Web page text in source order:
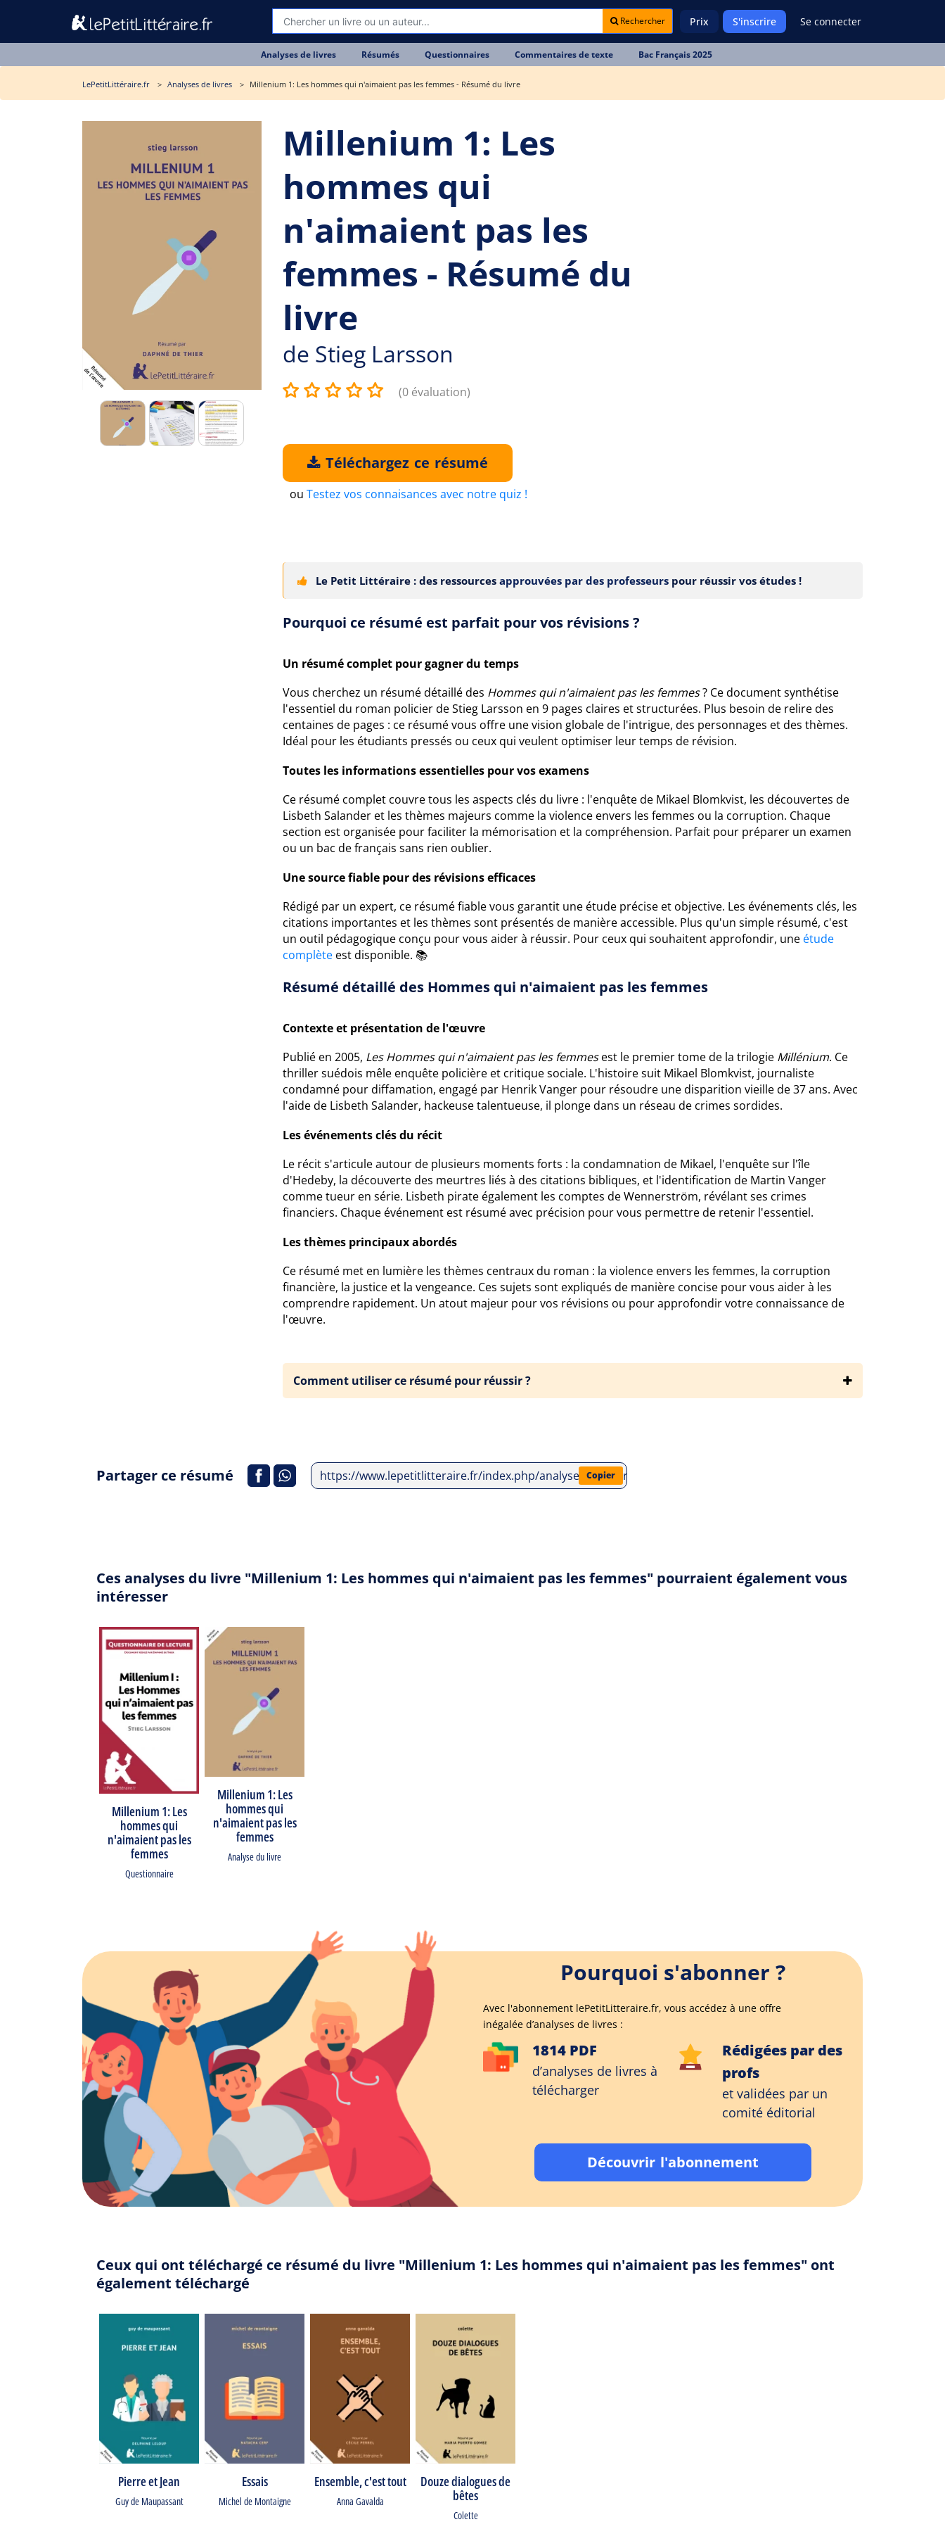
Rechercher Prix S'inscrire Se connecter
Analyses de livres Résumés Questionnaires Commentaires de texte Bac Français 2025
LePetitLittéraire.fr Analyses de livres Millenium 1: Les hommes qui n'aimaient pas les femmes - Résumé du livre
Millenium 1: Les
hommes qui
n'aimaient pas les
femmes - Résumé du
livre
de Stieg Larsson
(0 évaluation)
Téléchargez ce résumé
ou Testez vos connaisances avec notre quiz !
Le Petit Littéraire : des ressources approuvées par des professeurs pour réussir vos études !
Pourquoi ce résumé est parfait pour vos révisions ?
Un résumé complet pour gagner du temps
Vous cherchez un résumé détaillé des Hommes qui n'aimaient pas les femmes? Ce document synthétise
l'essentiel du roman policier de Stieg Larsson en 9 pages claires et structurées. Plus besoin de relire des
centaines de pages : ce résumé vous offre une vision globale de l'intrigue, des personnages et des thèmes.
Idéal pour les étudiants pressés ou ceux qui veulent optimiser leur temps de révision.
Toutes les informations essentielles pour vos examens
Ce résumé complet couvre tous les aspects clés du livre : l'enquête de Mikael Blomkvist, les découvertes de
Lisbeth Salander et les thèmes majeurs comme la violence envers les femmes ou la corruption. Chaque
section est organisée pour faciliter la mémorisation et la compréhension. Parfait pour préparer un examen
ou un bac de français sans rien oublier.
Une source fiable pour des révisions efficaces
Rédigé par un expert, ce résumé fiable vous garantit une étude précise et objective. Les événements clés, les
citations importantes et les thèmes sont présentés de manière accessible. Plus qu'un simple résumé, c'est
un outil pédagogique conçu pour vous aider à réussir. Pour ceux qui souhaitent approfondir, une étude
complète est disponible. 📚
Résumé détaillé des Hommes qui n'aimaient pas les femmes
Contexte et présentation de l'œuvre
Publié en 2005, Les Hommes qui n'aimaient pas les femmesest le premier tome de la trilogie Millénium. Ce
thriller suédois mêle enquête policière et critique sociale. L'histoire suit Mikael Blomkvist, journaliste
condamné pour diffamation, engagé par Henrik Vanger pour résoudre une disparition vieille de 37 ans. Avec
l'aide de Lisbeth Salander, hackeuse talentueuse, il plonge dans un réseau de crimes sordides.
Les événements clés du récit
Le récit s'articule autour de plusieurs moments forts : la condamnation de Mikael, l'enquête sur l'île
d'Hedeby, la découverte des meurtres liés à des citations bibliques, et l'identification de Martin Vanger
comme tueur en série. Lisbeth pirate également les comptes de Wennerström, révélant ses crimes
financiers. Chaque événement est résumé avec précision pour vous permettre de retenir l'essentiel.
Les thèmes principaux abordés
Ce résumé met en lumière les thèmes centraux du roman : la violence envers les femmes, la corruption
financière, la justice et la vengeance. Ces sujets sont expliqués de manière concise pour vous aider à les
comprendre rapidement. Un atout majeur pour vos révisions ou pour approfondir votre connaissance de
l'œuvre.
Comment utiliser ce résumé pour réussir ?
Partager ce résumé https://www.lepetitlitteraire.fr/index.php/analyses-litteraires/stieg-larsson/millenium-1-les-hommes-qui-n-aimaient-
Copier
Ces analyses du livre "Millenium 1: Les hommes qui n'aimaient pas les femmes" pourraient également vous
intéresser
Millenium 1: Les
hommes qui
n'aimaient pas les
femmes
Questionnaire
Millenium 1: Les
hommes qui
n'aimaient pas les
femmes
Analyse du livre
Pourquoi s'abonner ?
Avec l'abonnement lePetitLitteraire.fr, vous accédez à une offre
inégalée d’analyses de livres :
1814 PDF
d’analyses de livres à
télécharger
Rédigées par des
profs
et validées par un
comité éditorial
Découvrir l'abonnement
Ceux qui ont téléchargé ce résumé du livre "Millenium 1: Les hommes qui n'aimaient pas les femmes" ont
également téléchargé
Pierre et Jean
Guy de Maupassant
Essais
Michel de Montaigne
Ensemble, c'est tout
Anna Gavalda
Douze dialogues de
bêtes
Colette